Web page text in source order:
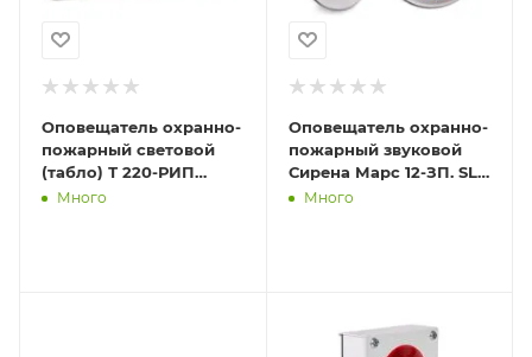
Оповещатель охранно-
пожарный световой
(табло) Т 220-РИП
(Топаз 220-РИП)
Много
Оповещатель охранно-
пожарный звуковой
Сирена Марс 12-ЗП. SLT
10199
Много